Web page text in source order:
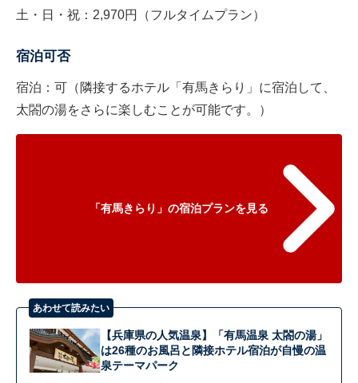
土・日・祝：2,970円（フルタイムプラン）
宿泊可否
宿泊：可（隣接するホテル「有馬きらり」に宿泊して、
太閤の湯をさらに楽しむことが可能です。）
「有馬きらり」の宿泊プランを見る
あわせて読みたい
【兵庫県の人気温泉】「有馬温泉 太閤の湯」
は26種のお風呂と隣接ホテル宿泊が自慢の温
泉テーマパーク